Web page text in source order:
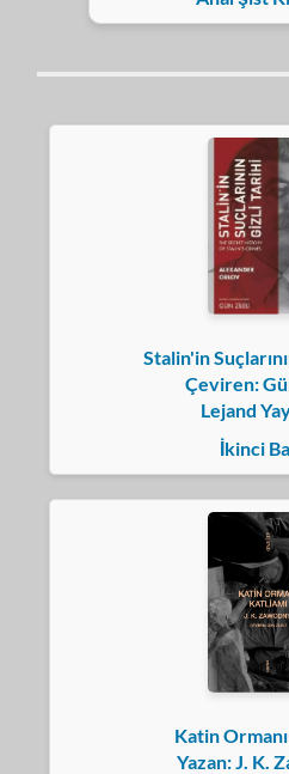
Stalin'in
Çeviren:
Lejand
İkinci
Katin
Yazan: J. K.